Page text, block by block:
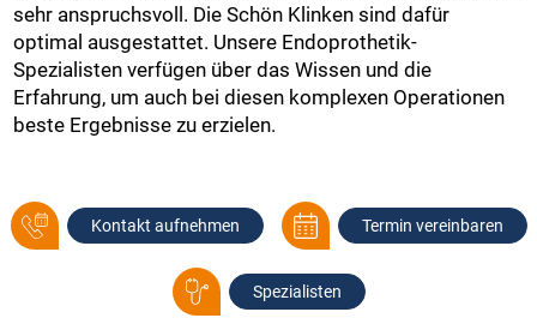
sehr anspruchsvoll. Die Schön Klinken sind dafür
optimal ausgestattet. Unsere Endoprothetik-
Spezialisten verfügen über das Wissen und die
Erfahrung, um auch bei diesen komplexen Operationen
beste Ergebnisse zu erzielen.
Kontakt aufnehmen Termin vereinbaren
Spezialisten